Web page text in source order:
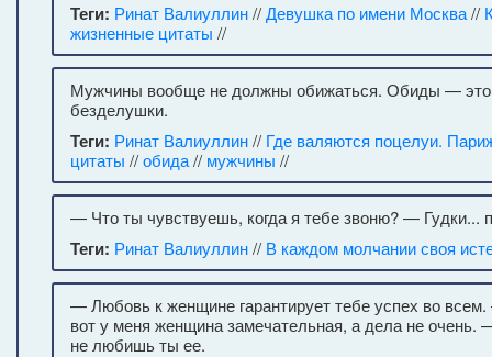
Теги: Ринат Валиуллин//Девушка по имени Москва//
жизненные цитаты //
Мужчины вообще не должны обижаться. Обиды — это
безделушки.
Теги: Ринат Валиуллин// Где валяются поцелуи.
цитаты //обида// мужчины //
— Что ты чувствуешь, когда я тебе звоню? — Гудки...
Теги: Ринат Валиуллин// В каждом молчании своя
— Любовь к женщине гарантирует тебе успех во
вот у меня женщина замечательная, а дела не очень.
не любишь ты ее.